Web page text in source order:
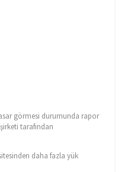
görmesi durumunda rapor
tarafından
daha fazla yük